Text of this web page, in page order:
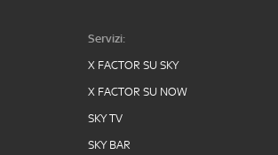
Servizi:
X FACTOR SU SKY
X FACTOR SU NOW
SKY TV
SKY BAR